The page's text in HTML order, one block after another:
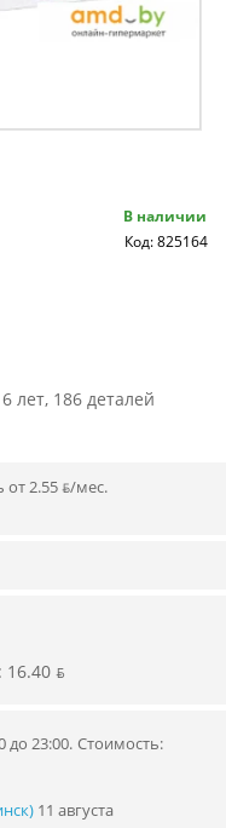
В наличии
Код: 825164
лет, 186 деталей
2.55 ƃ/мec.
16.40 ƃ
до 23:00. Стоимость:
11 августа